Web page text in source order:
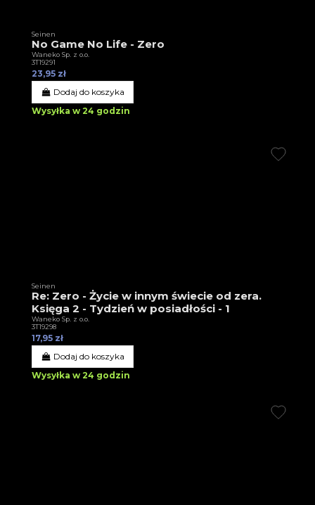
Seinen
No Game No Life - Zero
Waneko Sp. z o.o.
3T19291
23,95 zł
Dodaj do koszyka
Wysyłka w 24 godzin
Seinen
Re: Zero - Życie w innym świecie od zera.
Księga 2 - Tydzień w posiadłości - 1
Waneko Sp. z o.o.
3T19298
17,95 zł
Dodaj do koszyka
Wysyłka w 24 godzin